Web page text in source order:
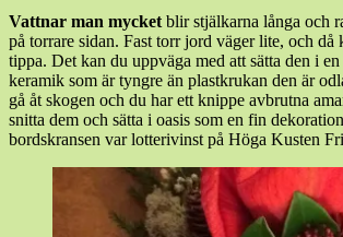
Vattnar man mycket blir stjälkarna långa och
på torrare sidan. Fast torr jord väger lite, och då
tippa. Det kan du uppväga med att sätta den i
keramik som är tyngre än plastkrukan den är
gå åt skogen och du har ett knippe avbrutna
snitta dem och sätta i oasis som en fin
bordskransen var lotterivinst på Höga Kusten